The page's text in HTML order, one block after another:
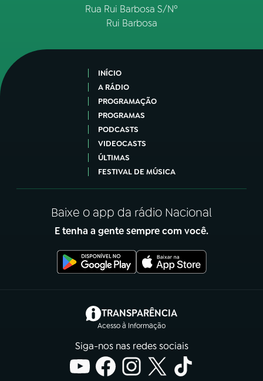
Rua Rui Barbosa S/Nº
Rui Barbosa
INÍCIO
A RÁDIO
PROGRAMAÇÃO
PROGRAMAS
PODCASTS
VIDEOCASTS
ÚLTIMAS
FESTIVAL DE MÚSICA
Baixe o app da rádio Nacional
E tenha a gente sempre com você.
TRANSPARÊNCIA
Acesso à Informação
(abre em nova aba)
Siga-nos nas redes sociais